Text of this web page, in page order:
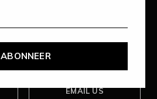
ABONNEER
EMAIL US